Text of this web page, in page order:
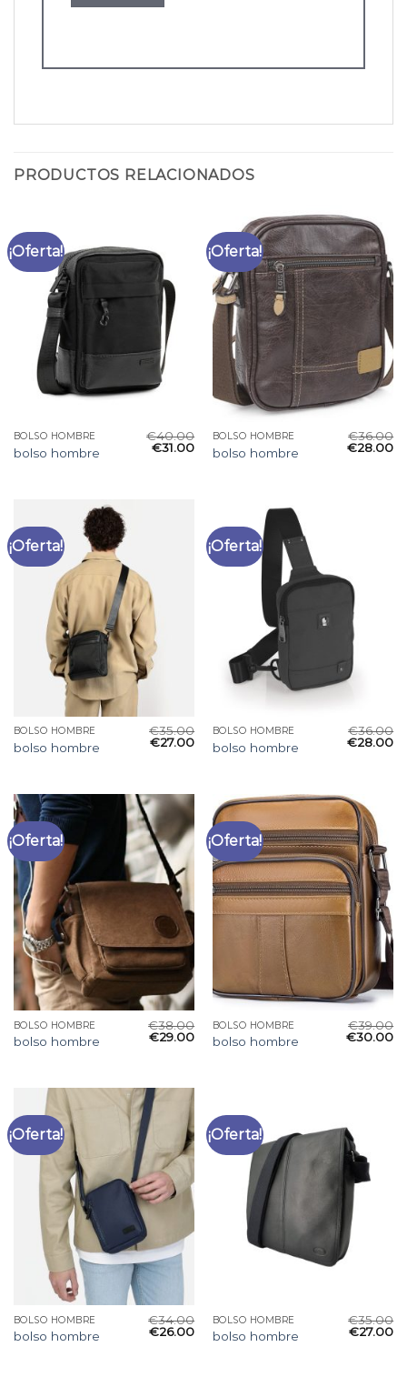
PRODUCTOS RELACIONADOS
¡Oferta!
BOLSO HOMBRE
bolso hombre
€40.00
€31.00
¡Oferta!
BOLSO HOMBRE
bolso hombre
€36.00
€28.00
¡Oferta!
BOLSO HOMBRE
bolso hombre
€35.00
€27.00
¡Oferta!
BOLSO HOMBRE
bolso hombre
€36.00
€28.00
¡Oferta!
BOLSO HOMBRE
bolso hombre
€38.00
€29.00
¡Oferta!
BOLSO HOMBRE
bolso hombre
€39.00
€30.00
¡Oferta!
BOLSO HOMBRE
bolso hombre
€34.00
€26.00
¡Oferta!
BOLSO HOMBRE
bolso hombre
€35.00
€27.00